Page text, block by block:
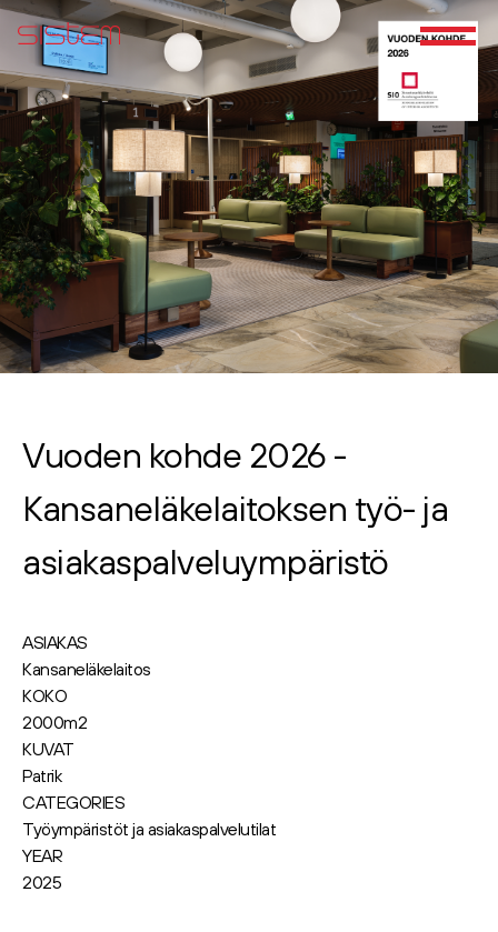
Vuoden kohde 2026 -
Kansaneläkelaitoksen työ- ja
asiakaspalveluympäristö
ASIAKAS
Kansaneläkelaitos
KOKO
2000m2
KUVAT
Patrik
CATEGORIES
Työympäristöt ja asiakaspalvelutilat
YEAR
2025